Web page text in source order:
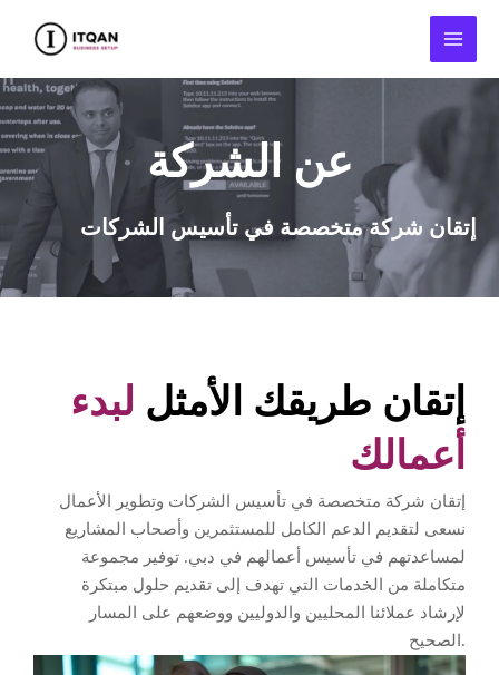
عن الشركة
إتقان شركة متخصصة في تأسيس الشركات
إتقان طريقك الأمثل لبدء
أعمالك
إتقان شركة متخصصة في تأسيس الشركات وتطوير الأعمال
نسعى لتقديم الدعم الكامل للمستثمرين وأصحاب المشاريع
لمساعدتهم في تأسيس أعمالهم في دبي. توفير مجموعة
متكاملة من الخدمات التي تهدف إلى تقديم حلول مبتكرة
لإرشاد عملائنا المحليين والدوليين ووضعهم على المسار
الصحيح.